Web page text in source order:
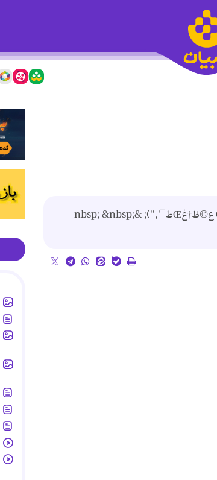
ط®ط§ظ†ظ‡ ط³ط§ط²غŒ ع©ظ†غŒط¯ header('ط®ط§ظ†ظ‡ ط³ط§ط²غŒ ع©ظ†غŒط¯',''); &nbsp; &nbsp;